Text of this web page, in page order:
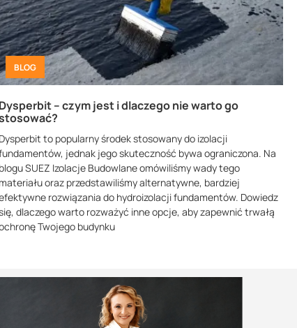
BLOG
Dysperbit – czym jest i dlaczego nie warto go
Dysperbit to popularny środek stosowany do izolacji
jednak jego skuteczność bywa ograniczona. Na
blogu SUEZ Izolacje Budowlane omówiliśmy wady tego
materiału oraz przedstawiliśmy alternatywne, bardziej
rozwiązania do hydroizolacji fundamentów. Dowiedz
dlaczego warto rozważyć inne opcje, aby zapewnić trwałą
Twojego budynku